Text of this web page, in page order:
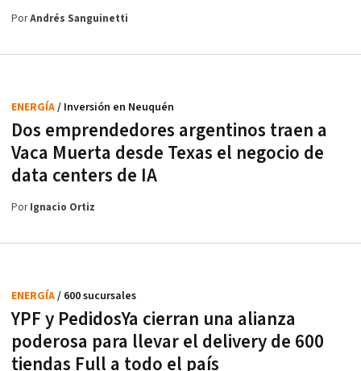
PorAndrés Sanguinetti
Dos emprendedores argentinos traen a
Vaca Muerta desde Texas el negocio de
data centers de IA
ENERGÍA/ Inversión en Neuquén
PorIgnacio Ortiz
YPF y PedidosYa cierran una alianza
poderosa para llevar el delivery de 600
tiendas Full a todo el país
ENERGÍA/ 600 sucursales